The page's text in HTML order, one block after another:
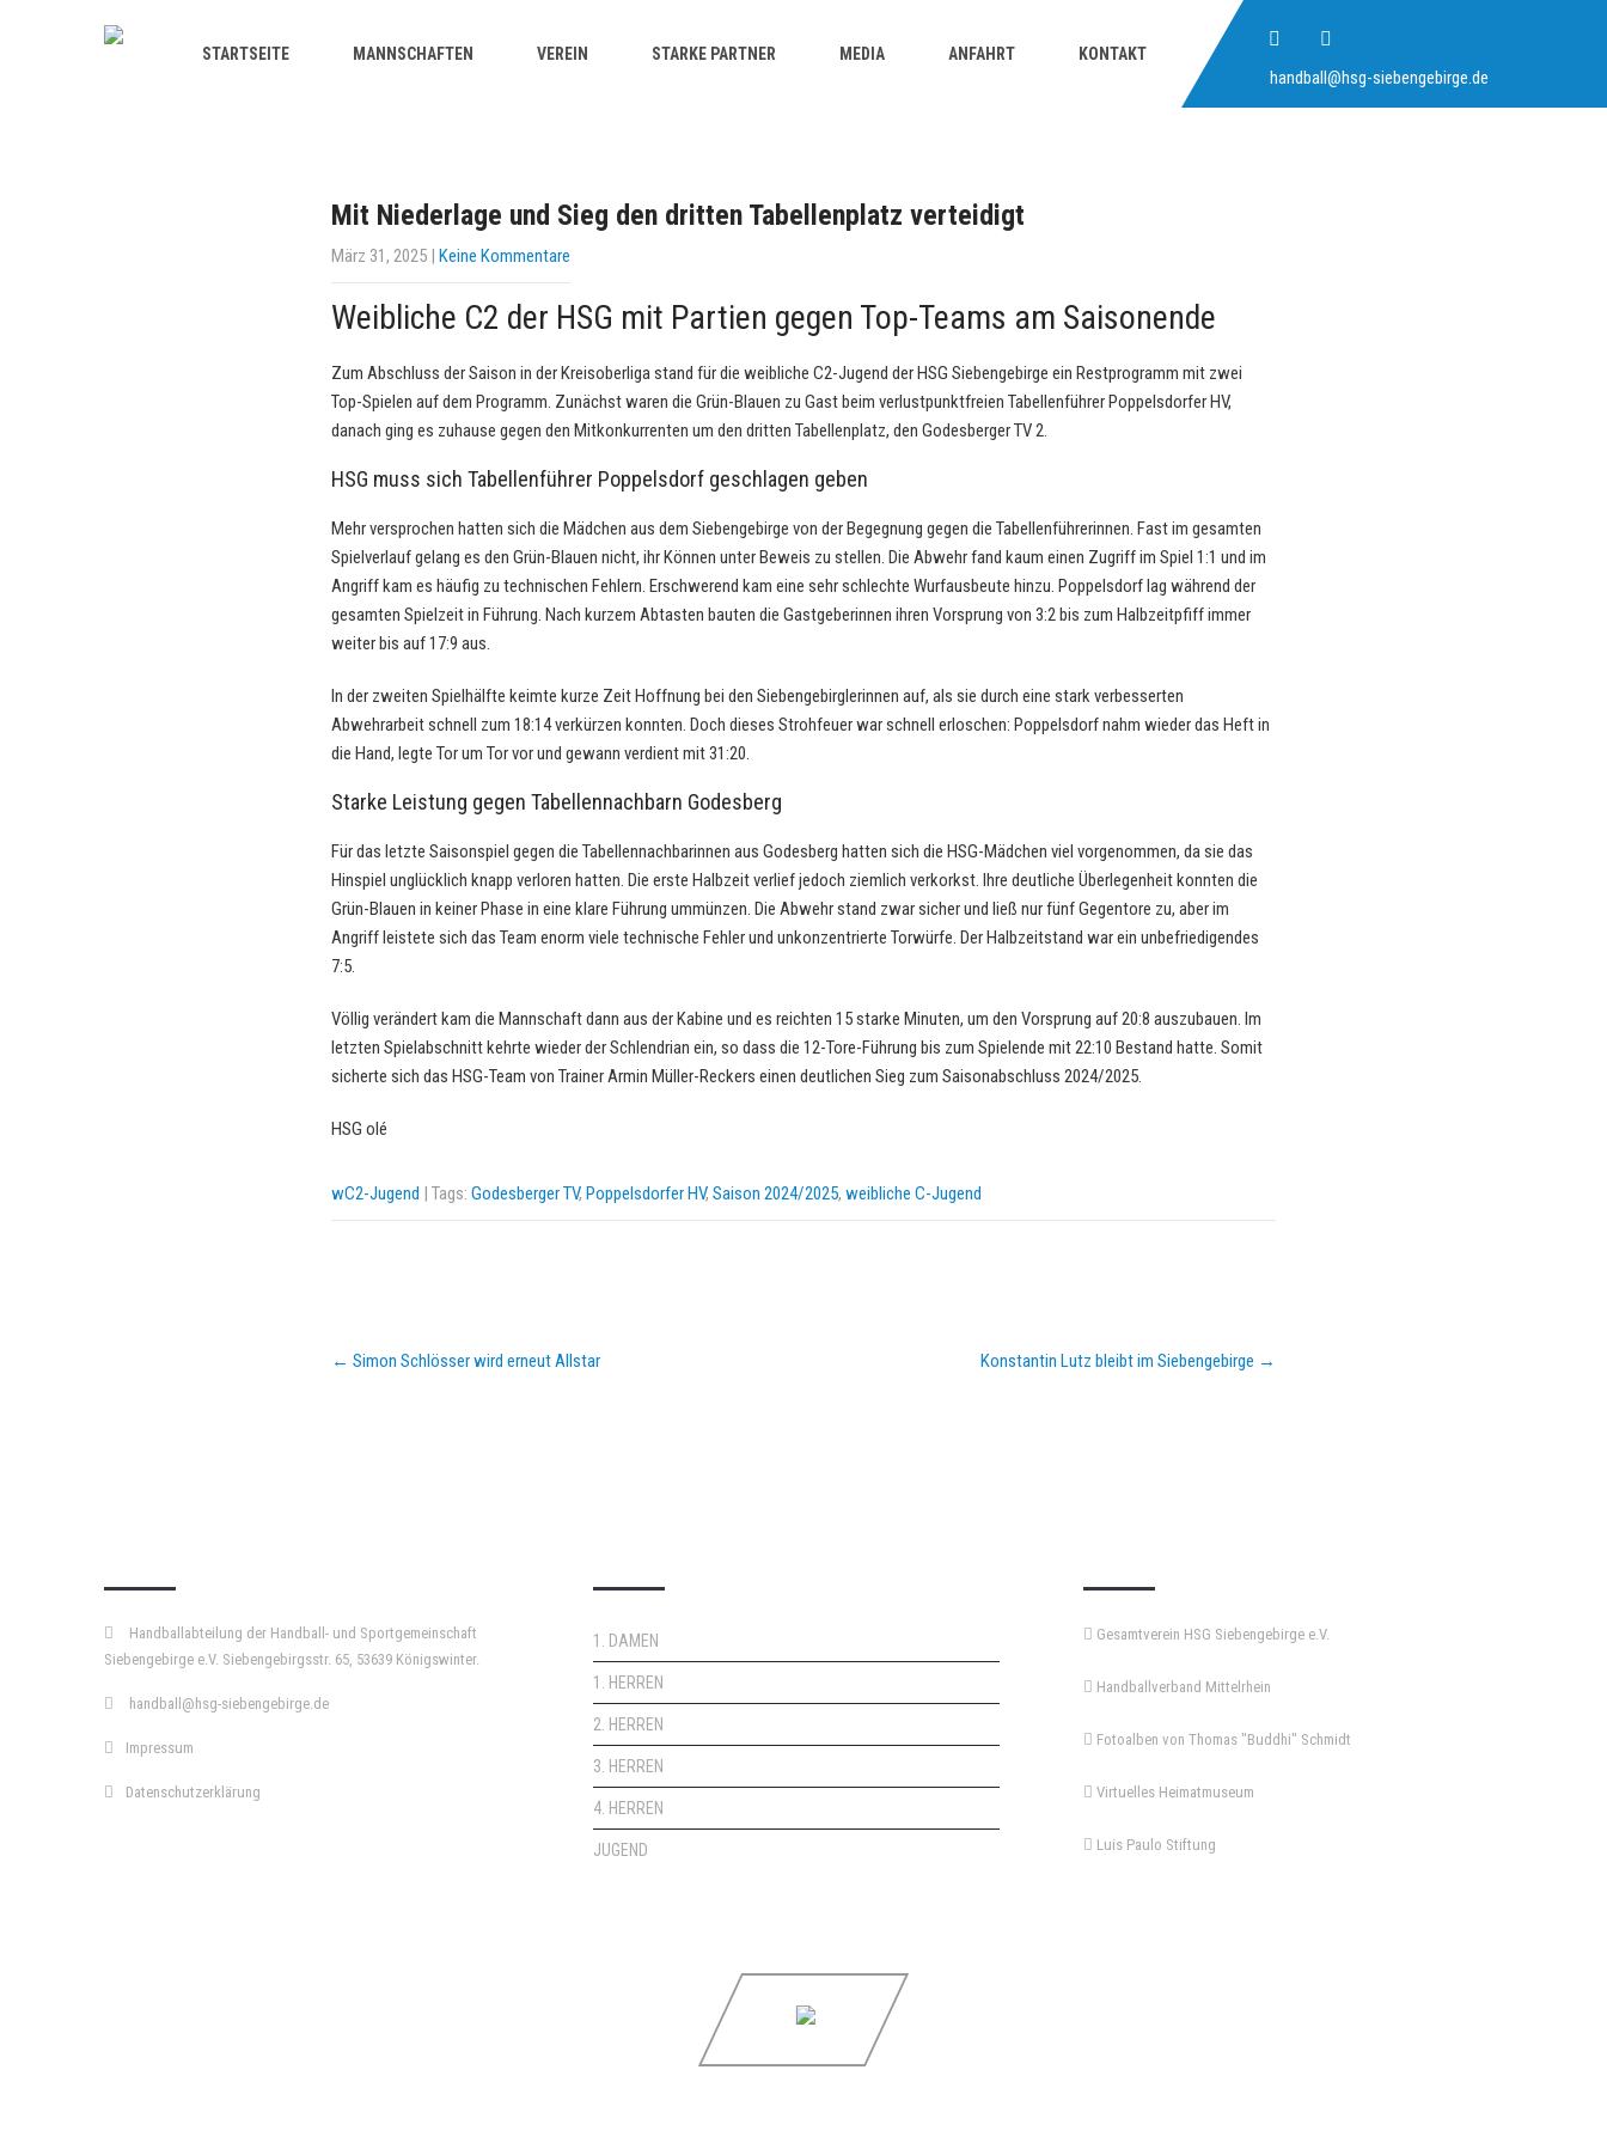
handball@hsg-siebengebirge.de
STARTSEITE MANNSCHAFTEN VEREIN STARKE PARTNER MEDIA ANFAHRT KONTAKT
Mit Niederlage und Sieg den dritten Tabellenplatz verteidigt
März 31, 2025 | Keine Kommentare
Weibliche C2 der HSG mit Partien gegen Top-Teams am Saisonende
Zum Abschluss der Saison in der Kreisoberliga stand für die weibliche C2-Jugend der HSG Siebengebirge ein Restprogramm mit zwei
Top-Spielen auf dem Programm. Zunächst waren die Grün-Blauen zu Gast beim verlustpunktfreien Tabellenführer Poppelsdorfer HV,
danach ging es zuhause gegen den Mitkonkurrenten um den dritten Tabellenplatz, den Godesberger TV 2.
HSG muss sich Tabellenführer Poppelsdorf geschlagen geben
Mehr versprochen hatten sich die Mädchen aus dem Siebengebirge von der Begegnung gegen die Tabellenführerinnen. Fast im gesamten
Spielverlauf gelang es den Grün-Blauen nicht, ihr Können unter Beweis zu stellen. Die Abwehr fand kaum einen Zugriff im Spiel 1:1 und im
Angriff kam es häufig zu technischen Fehlern. Erschwerend kam eine sehr schlechte Wurfausbeute hinzu. Poppelsdorf lag während der
gesamten Spielzeit in Führung. Nach kurzem Abtasten bauten die Gastgeberinnen ihren Vorsprung von 3:2 bis zum Halbzeitpfiff immer
weiter bis auf 17:9 aus.
In der zweiten Spielhälfte keimte kurze Zeit Hoffnung bei den Siebengebirglerinnen auf, als sie durch eine stark verbesserten
Abwehrarbeit schnell zum 18:14 verkürzen konnten. Doch dieses Strohfeuer war schnell erloschen: Poppelsdorf nahm wieder das Heft in
die Hand, legte Tor um Tor vor und gewann verdient mit 31:20.
Starke Leistung gegen Tabellennachbarn Godesberg
Für das letzte Saisonspiel gegen die Tabellennachbarinnen aus Godesberg hatten sich die HSG-Mädchen viel vorgenommen, da sie das
Hinspiel unglücklich knapp verloren hatten. Die erste Halbzeit verlief jedoch ziemlich verkorkst. Ihre deutliche Überlegenheit konnten die
Grün-Blauen in keiner Phase in eine klare Führung ummünzen. Die Abwehr stand zwar sicher und ließ nur fünf Gegentore zu, aber im
Angriff leistete sich das Team enorm viele technische Fehler und unkonzentrierte Torwürfe. Der Halbzeitstand war ein unbefriedigendes
7:5.
Völlig verändert kam die Mannschaft dann aus der Kabine und es reichten 15 starke Minuten, um den Vorsprung auf 20:8 auszubauen. Im
letzten Spielabschnitt kehrte wieder der Schlendrian ein, so dass die 12-Tore-Führung bis zum Spielende mit 22:10 Bestand hatte. Somit
sicherte sich das HSG-Team von Trainer Armin Müller-Reckers einen deutlichen Sieg zum Saisonabschluss 2024/2025.
HSG olé
wC2-Jugend | Tags: Godesberger TV, Poppelsdorfer HV, Saison 2024/2025, weibliche C-Jugend
Post
navigation
← Simon Schlösser wird erneut Allstar Konstantin Lutz bleibt im Siebengebirge →
Handballabteilung der Handball- und Sportgemeinschaft
Siebengebirge e.V. Siebengebirgsstr. 65, 53639 Königswinter.
handball@hsg-siebengebirge.de
Impressum
Datenschutzerklärung
1. DAMEN
1. HERREN
2. HERREN
3. HERREN
4. HERREN
JUGEND
Gesamtverein HSG Siebengebirge e.V.
Handballverband Mittelrhein
Fotoalben von Thomas "Buddhi" Schmidt
Virtuelles Heimatmuseum
Luis Paulo Stiftung